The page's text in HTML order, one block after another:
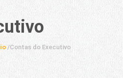
/Contas do Executivo